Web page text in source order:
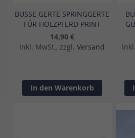
BUSSE GERTE SPRINGGERTE
FÜR HOLZPFERD PRINT
14,90 €
Inkl. MwSt., zzgl. Versand
In den Warenkorb